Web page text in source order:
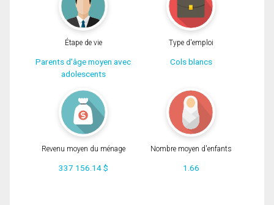
Étape de vie
Parents d'âge moyen avec
adolescents
Type d'emploi
Cols blancs
Revenu moyen du ménage
337 156.14 $
Nombre moyen d'enfants
1.66